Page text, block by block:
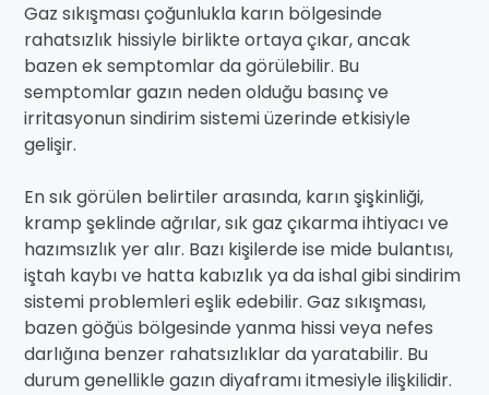
Gaz sıkışması çoğunlukla karın bölgesinde
rahatsızlık hissiyle birlikte ortaya çıkar, ancak
bazen ek semptomlar da görülebilir. Bu
semptomlar gazın neden olduğu basınç ve
irritasyonun sindirim sistemi üzerinde etkisiyle
gelişir.
En sık görülen belirtiler arasında, karın şişkinliği,
kramp şeklinde ağrılar, sık gaz çıkarma ihtiyacı ve
hazımsızlık yer alır. Bazı kişilerde ise mide bulantısı,
iştah kaybı ve hatta kabızlık ya da ishal gibi sindirim
sistemi problemleri eşlik edebilir. Gaz sıkışması,
bazen göğüs bölgesinde yanma hissi veya nefes
darlığına benzer rahatsızlıklar da yaratabilir. Bu
durum genellikle gazın diyaframı itmesiyle ilişkilidir.